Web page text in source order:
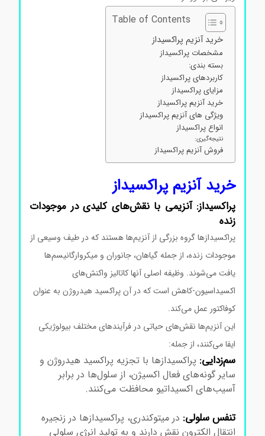
Table of Contents
خرید آنزیم پراکسیداز
مشخصات پراکسیداز
بسته بندی:
کاربردهای پراکسیداز
مزایای پراکسیداز
خرید آنزیم پراکسیداز
ویژگی های آنزیم پراکسیداز
انواع پراکسیداز
نتیجه‌گیری:
فروش آنزیم پراکسیداز
خرید آنزیم پراکسیداز
پراکسیداز: آنزیمی با نقش‌های کلیدی در موجودات
زنده
پراکسیدازها گروه بزرگی از آنزیم‌ها هستند که در طیف وسیعی از
موجودات زنده، از جمله گیاهان، جانوران و میکروارگانیسم‌ها
یافت می‌شوند. وظیفه اصلی آنها کاتالیز واکنش‌های
اکسیداسیون-کاهش است که در آن پراکسید هیدروژن به عنوان
کوفاکتور عمل می‌کند.خرید آنزیم پراکسیداز
این آنزیم‌ها نقش‌های حیاتی در فرآیندهای مختلف بیولوژیکی
ایفا می‌کنند، از جمله:
سم‌زدایی:پراکسیدازها با تجزیه پراکسید هیدروژن و
سایر گونه‌های فعال اکسیژن، از سلول‌ها در برابر
آسیب‌های اکسیداتیو محافظت می‌کنند.خرید آنزیم
تنفس سلولی:در میتوکندری، پراکسیدازها در زنجیره
انتقال الکترون نقش دارند و به تولید انرژی سلولی